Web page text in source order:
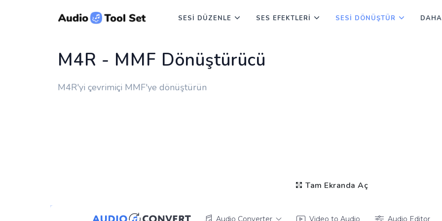
SESI DÜZENLE SES EFEKTLERI SESI DÖNÜŞTÜR DAHA
M4R - MMF Dönüştürücü
M4R'yi çevrimiçi MMF'ye dönüştürün
Tam Ekranda Aç